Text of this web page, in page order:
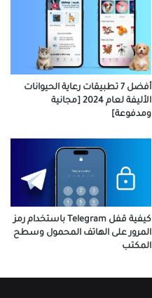
أفضل 7 تطبيقات رعاية الحيوانات
الأليفة لعام 2024 [مجانية
ومدفوعة]
كيفية قفل Telegram باستخدام رمز
المرور على الهاتف المحمول وسطح
المكتب